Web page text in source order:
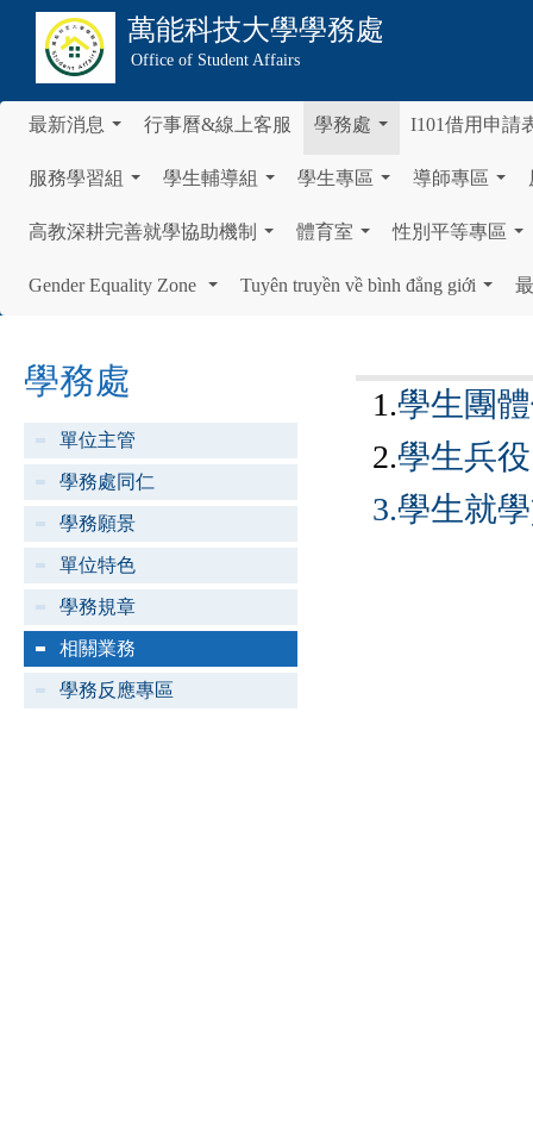
萬能科技大學學務處
Office of Student Affairs
最新消息 行事曆&線上客服 學務處 I101借用申請
服務學習組 學生輔導組 學生專區 導師專區
高教深耕完善就學協助機制 體育室 性別平等專區
Gender Equality Zone
Tuyên truyền về bình đẳng giới
學務處
單位主管
學務處同仁
學務願景
單位特色
學務規章
相關業務
學務反應專區
1.學生團
2.學生兵
3.學生就